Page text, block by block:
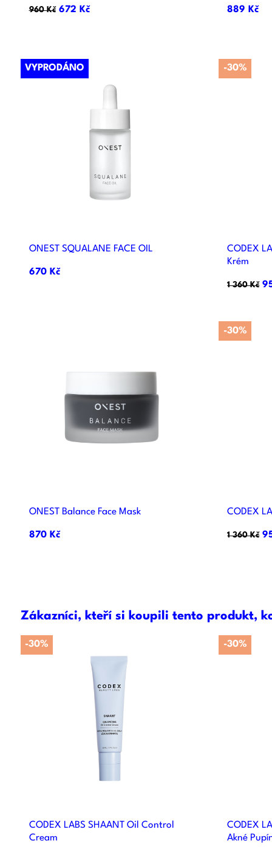
960 Kč 672 Kč 889 Kč
Rychlý náhled
ONEST SQUALANE FACE OIL
670 Kč
VYPRODÁNO
CODEX
Krém
1 360 Kč
-30%
Rychlý náhled
ONEST Balance Face Mask
870 Kč
CODEX
1 360 Kč
-30%
Zákazníci, kteří si koupili tento produkt,
 Rychlý náhled
CODEX LABS SHAANT Oil Control
Cream
-30%
CODEX
Akné
-30%